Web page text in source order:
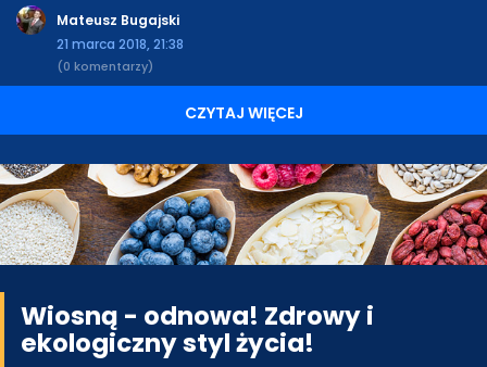
Mateusz Bugajski
21 marca 2018, 21:38
(0 komentarzy)
CZYTAJ WIĘCEJ
Wiosną - odnowa! Zdrowy i
ekologiczny styl życia!